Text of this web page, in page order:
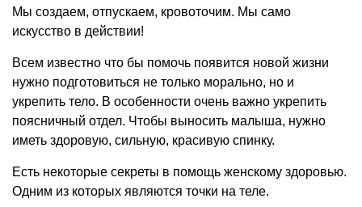
Мы создаем, отпускаем, кровоточим. Мы само
искусство в действии!
Всем известно что бы помочь появится новой жизни
нужно подготовиться не только морально, но и
укрепить тело. В особенности очень важно укрепить
поясничный отдел. Чтобы выносить малыша, нужно
иметь здоровую, сильную, красивую спинку.
Есть некоторые секреты в помощь женскому здоровью.
Одним из которых являются точки на теле.